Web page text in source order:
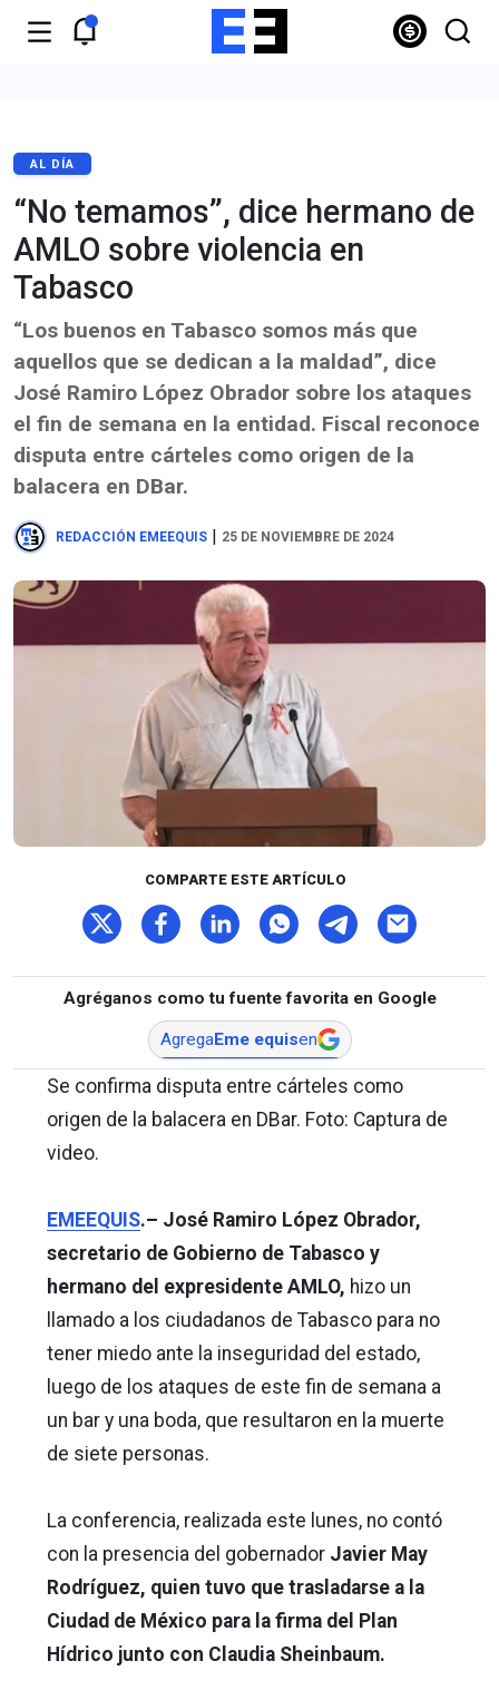
AL DÍA
“No temamos”, dice hermano de
AMLO sobre violencia en
Tabasco
“Los buenos en Tabasco somos más que
aquellos que se dedican a la maldad”, dice
José Ramiro López Obrador sobre los ataques
el fin de semana en la entidad. Fiscal reconoce
disputa entre cárteles como origen de la
balacera en DBar.
REDACCIÓN EMEEQUIS | 25 DE NOVIEMBRE DE 2024
COMPARTE ESTE ARTÍCULO
Agréganos como tu fuente favorita en Google
AgregaEme equisen
Se confirma disputa entre cárteles como
origen de la balacera en DBar. Foto: Captura de
video.
EMEEQUIS.– José Ramiro López Obrador,
secretario de Gobierno de Tabasco y
hermano del expresidente AMLO, hizo un
llamado a los ciudadanos de Tabasco para no
tener miedo ante la inseguridad del estado,
luego de los ataques de este fin de semana a
un bar y una boda, que resultaron en la muerte
de siete personas.
La conferencia, realizada este lunes, no contó
con la presencia del gobernador Javier May
Rodríguez, quien tuvo que trasladarse a la
Ciudad de México para la firma del Plan
Hídrico junto con Claudia Sheinbaum.